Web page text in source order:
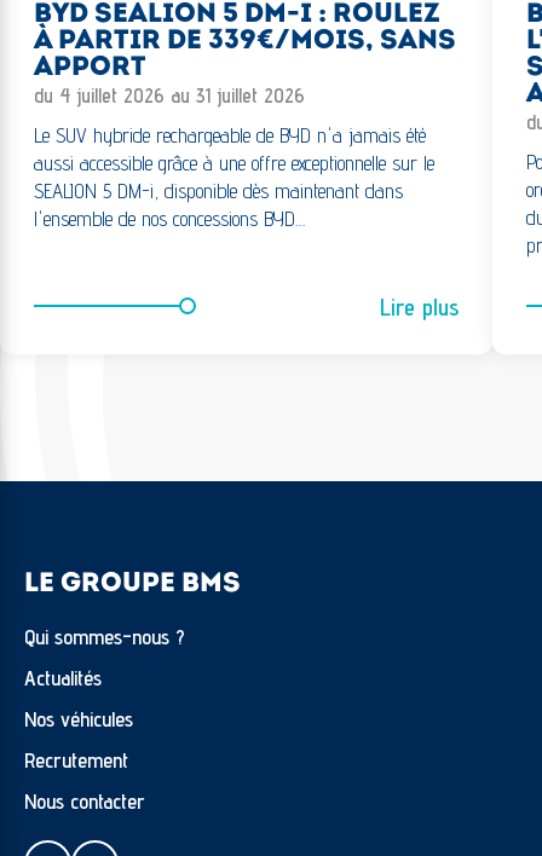
BYD SEALION 5 DM-I : ROULEZ
À PARTIR DE 339€/MOIS, SANS
APPORT
du 4 juillet 2026 au 31 juillet 2026
Le SUV hybride rechargeable de BYD n'a jamais été
aussi accessible grâce à une offre exceptionnelle sur le
SEALION 5 DM-i, disponible dès maintenant dans
l'ensemble de nos concessions BYD…
Lire plus
LE GROUPE BMS
Qui sommes-nous ?
Actualités
Nos véhicules
Recrutement
Nous contacter